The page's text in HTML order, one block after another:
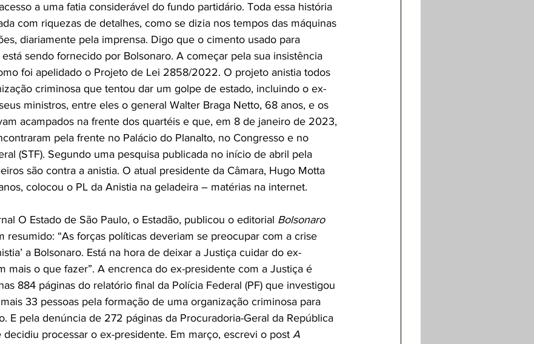
a uma fatia considerável do fundo partidário. Toda essa história
com riquezas de detalhes, como se dizia nos tempos das máquinas
diariamente pela imprensa. Digo que o cimento usado para
sendo fornecido por Bolsonaro. A começar pela sua insistência
foi apelidado o Projeto de Lei 2858/2022. O projeto anistia todos
criminosa que tentou dar um golpe de estado, incluindo o ex-
ministros, entre eles o general Walter Braga Netto, 68 anos, e os
acampados na frente dos quartéis e que, em 8 de janeiro de 2023,
pela frente no Palácio do Planalto, no Congresso e no
(STF). Segundo uma pesquisa publicada no início de abril pela
são contra a anistia. O atual presidente da Câmara, Hugo Motta
colocou o PL da Anistia na geladeira – matérias na internet.
O Estado de São Paulo, o Estadão, publicou o editorial Bolsonaro
resumido: “As forças políticas deveriam se preocupar com a crise
a Bolsonaro. Está na hora de deixar a Justiça cuidar do ex-
mais o que fazer”. A encrenca do ex-presidente com a Justiça é
884 páginas do relatório final da Polícia Federal (PF) que investigou
33 pessoas pela formação de uma organização criminosa para
E pela denúncia de 272 páginas da Procuradoria-Geral da República
decidiu processar o ex-presidente. Em março, escrevi o post A